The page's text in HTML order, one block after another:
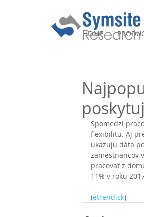
HOME
Spomedzi
flexibilitu. Aj
ukazujú dáta
zamestnancov
pracovať z
11% v roku
(etrend.sk)